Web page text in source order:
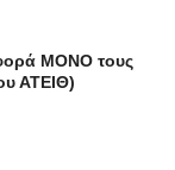
ΜΟΝΟ τους
ΑΤΕΙΘ)